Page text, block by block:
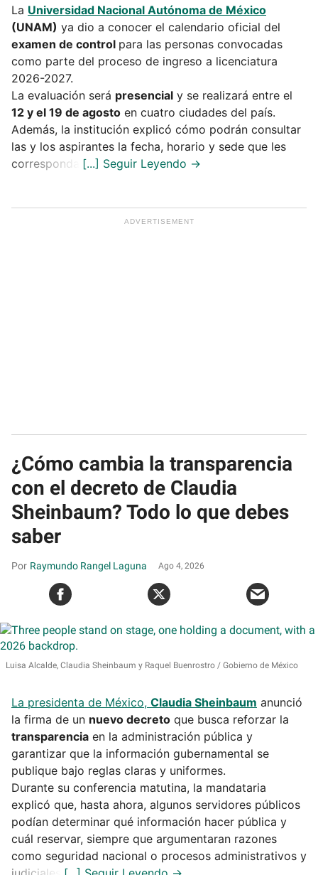
La Universidad Nacional Autónoma de México
(UNAM) ya dio a conocer el calendario oficial del
examen de control para las personas convocadas
como parte del proceso de ingreso a licenciatura
2026-2027.
La evaluación será presencial y se realizará entre el
12 y el 19 de agosto en cuatro ciudades del país.
Además, la institución explicó cómo podrán consultar
las y los aspirantes la fecha, horario y sede que les
corresponda.
¿Cómo cambia la transparencia
con el decreto de Claudia
Sheinbaum? Todo lo que debes
saber
Raymundo Rangel Laguna Ago 4, 2026
Luisa Alcalde, Claudia Sheinbaum y Raquel Buenrostro Gobierno de México
La presidenta de México, Claudia Sheinbaum anunció
la firma de un nuevo decreto que busca reforzar la
transparencia en la administración pública y
garantizar que la información gubernamental se
publique bajo reglas claras y uniformes.
Durante su conferencia matutina, la mandataria
explicó que, hasta ahora, algunos servidores públicos
podían determinar qué información hacer pública y
cuál reservar, siempre que argumentaran razones
como seguridad nacional o procesos administrativos y